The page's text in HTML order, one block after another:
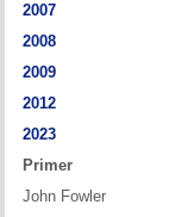
2007
2008
2009
2012
2023
Primer
John Fowler